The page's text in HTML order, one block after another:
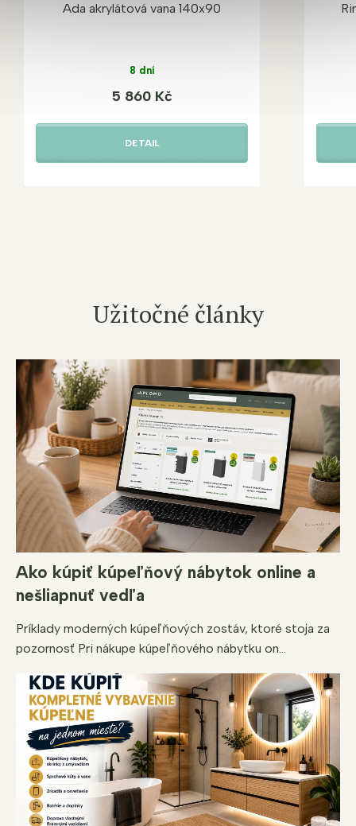
Ada akrylátová vana 140x90
8 dní
5 860 Kč
DETAIL
Užitočné články
Ako kúpiť kúpeľňový nábytok online a
nešliapnuť vedľa
Príklady moderných kúpeľňových zostáv, ktoré stoja za
pozornosť Pri nákupe kúpeľňového nábytku on...